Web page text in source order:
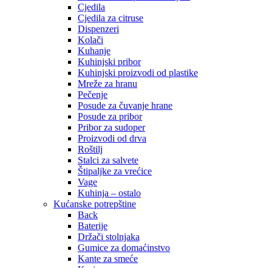
Cjedila
Cjedila za citruse
Dispenzeri
Kolači
Kuhanje
Kuhinjski pribor
Kuhinjski proizvodi od plastike
Mreže za hranu
Pečenje
Posude za čuvanje hrane
Posude za pribor
Pribor za sudoper
Proizvodi od drva
Roštilj
Stalci za salvete
Štipaljke za vrećice
Vage
Kuhinja – ostalo
Kućanske potrepštine
Back
Baterije
Držači stolnjaka
Gumice za domaćinstvo
Kante za smeće